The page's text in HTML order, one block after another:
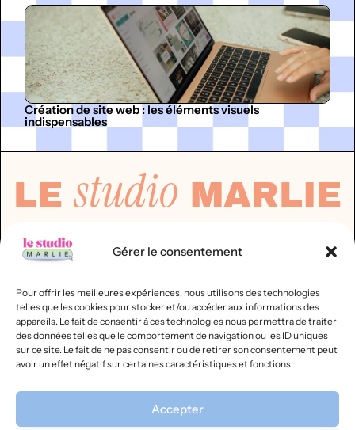
Gérer le consentement
Pour offrir les meilleures expériences, nous utilisons des technologies
telles que les cookies pour stocker et/ou accéder aux informations des
appareils. Le fait de consentir à ces technologies nous permettra de traiter
des données telles que le comportement de navigation ou les ID uniques
sur ce site. Le fait de ne pas consentir ou de retirer son consentement peut
avoir un effet négatif sur certaines caractéristiques et fonctions.
Accepter
Création de site web : les éléments visuels
indispensables
LEstudio MARLIE
OÙ ON T'EMMÈNE ?
Portfolio
Créer ton site toi-même : nos conseils
Formation SEO Express (en ligne)
A propos
@LESTUDIOMARLIE